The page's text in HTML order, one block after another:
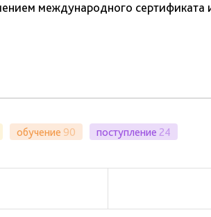
международного
обучение 90 поступление 24